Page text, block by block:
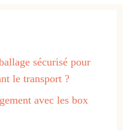
sécurisé pour
le transport ?
avec les box